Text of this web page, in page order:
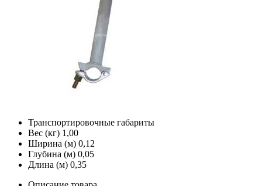
Транспортировочные габариты
Вес (кг) 1,00
Ширина (м) 0,12
Глубина (м) 0,05
Длина (м) 0,35